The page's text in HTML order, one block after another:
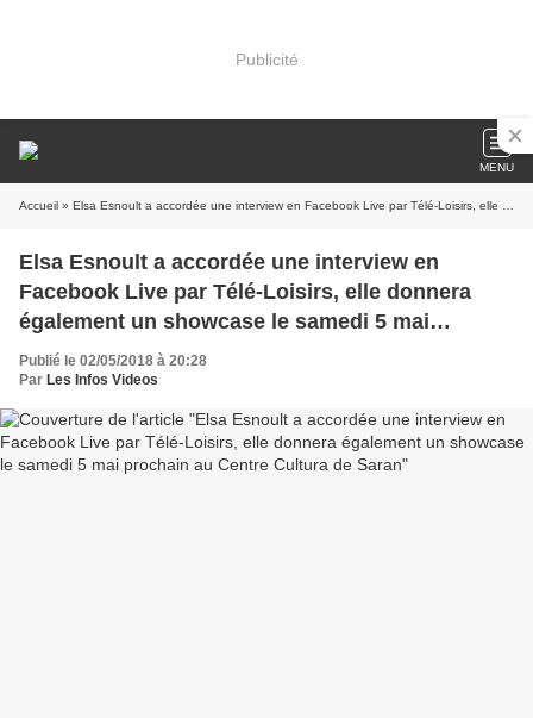
Publicité
MENU
Accueil » Elsa Esnoult a accordée une interview en Facebook Live par Télé-Loisirs, elle donnera également un showcase le samedi 5 mai prochain au Centre Cultura de Saran
Elsa Esnoult a accordée une interview en
Facebook Live par Télé-Loisirs, elle donnera
également un showcase le samedi 5 mai
prochain au Centre Cultura de Saran
Publié le 02/05/2018 à 20:28
Par Les Infos Videos